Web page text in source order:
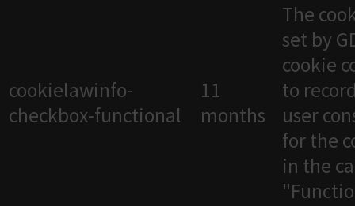
cookielawinfo-
checkbox-functional
11
months
The
set by
cookie
to
user
for the
in the